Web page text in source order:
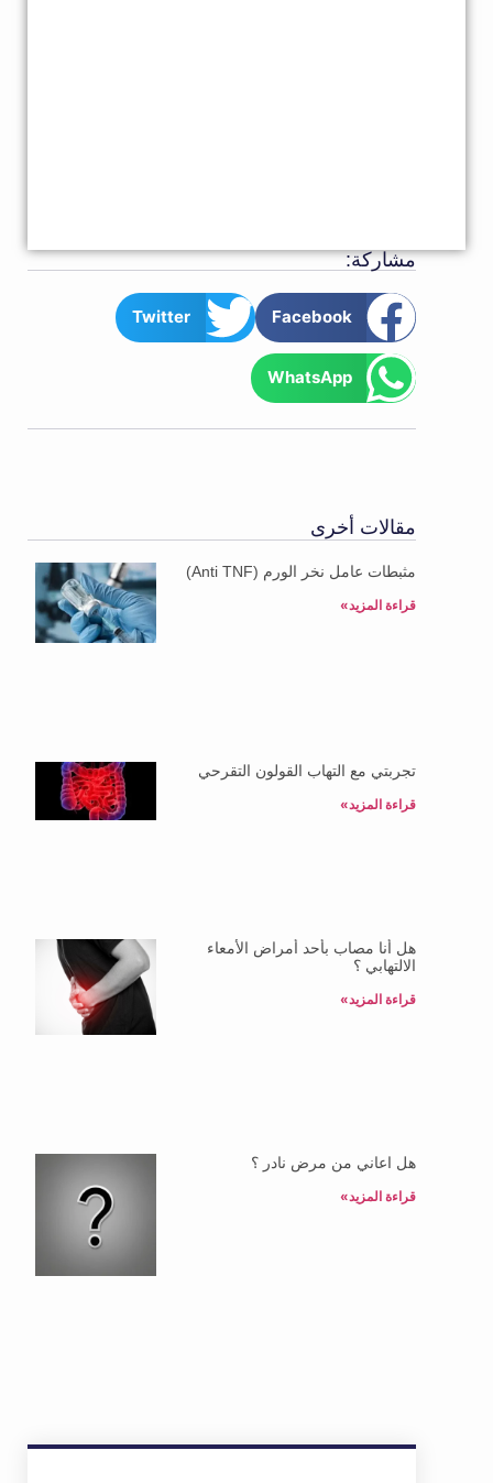
مشاركة:
Facebook
Twitter
WhatsApp
مقالات أخرى
مثبطات عامل نخر الورم (Anti TNF)
قراءة المزيد»
تجربتي مع التهاب القولون التقرحي
قراءة المزيد»
هل أنا مصاب بأحد أمراض الأمعاء
الالتهابي ؟
قراءة المزيد»
هل اعاني من مرض نادر ؟
قراءة المزيد»